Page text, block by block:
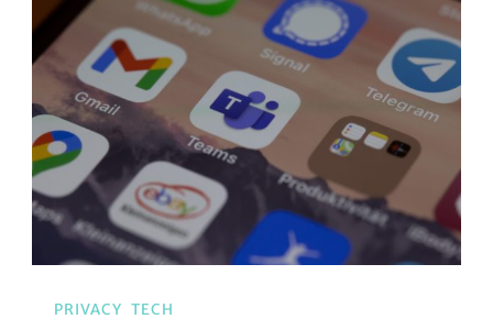
PRIVACY TECH